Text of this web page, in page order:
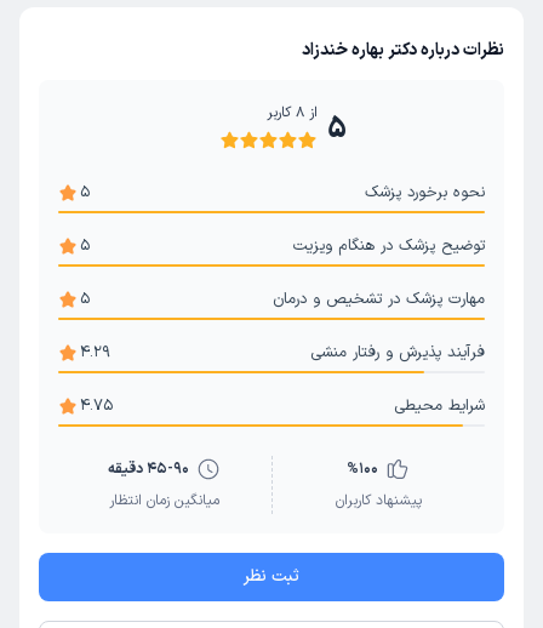
نظرات درباره دکتر بهاره خندزاد
5 از 8کاربر
نحوه برخورد پزشک 5
توضیح پزشک در هنگام ویزیت 5
مهارت پزشک در تشخیص و درمان 5
فرآیند پذیرش و رفتار منشی 4.29
شرایط محیطی 4.75
%100
پیشنهاد کاربران
45-90 دقیقه
میانگین زمان انتظار
ثبت نظر